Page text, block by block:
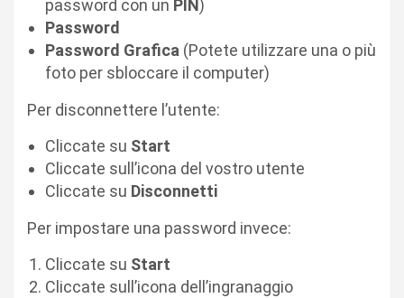
password con un PIN)
Password
Password Grafica (Potete utilizzare una o più
foto per sbloccare il computer)
Per disconnettere l’utente:
Cliccate su Start
Cliccate sull’icona del vostro utente
Cliccate su Disconnetti
Per impostare una password invece:
Cliccate su Start
Cliccate sull’icona dell’ingranaggio